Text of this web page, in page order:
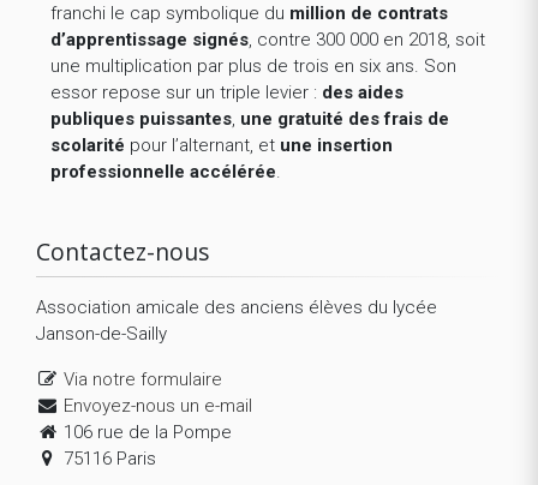
franchi le cap symbolique du million de contrats
d’apprentissage signés, contre 300 000 en 2018, soit
une multiplication par plus de trois en six ans. Son
essor repose sur un triple levier : des aides
publiques puissantes, une gratuité des frais de
scolarité pour l’alternant, et une insertion
professionnelle accélérée.
Contactez-nous
Association amicale des anciens élèves du lycée
Janson-de-Sailly
Via notre formulaire
Envoyez-nous un e-mail
106 rue de la Pompe
75116 Paris